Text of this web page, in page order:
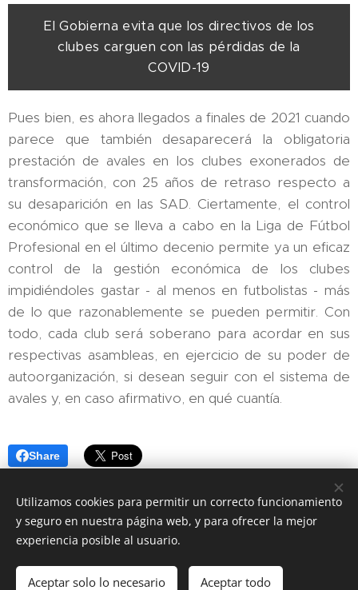
El Gobierna evita que los directivos de los
clubes carguen con las pérdidas de la
COVID-19
Pues bien, es ahora llegados a finales de 2021 cuando
parece que también desaparecerá la obligatoria
prestación de avales en los clubes exonerados de
transformación, con 25 años de retraso respecto a
su desaparición en las SAD. Ciertamente, el control
económico que se lleva a cabo en la Liga de Fútbol
Profesional en el último decenio permite ya un eficaz
control de la gestión económica de los clubes
impidiéndoles gastar - al menos en futbolistas - más
de lo que razonablemente se pueden permitir. Con
todo, cada club será soberano para acordar en sus
respectivas asambleas, en ejercicio de su poder de
autoorganización, si desean seguir con el sistema de
avales y, en caso afirmativo, en qué cuantía.
Share
Bufete Alonso Martínez, Avenida de Finisterre 25, 6ºD, esc. izq,
Utilizamos cookies para permitir un correcto funcionamiento
y seguro en nuestra página web, y para ofrecer la mejor
experiencia posible al usuario.
Aceptar solo lo necesario Aceptar todo